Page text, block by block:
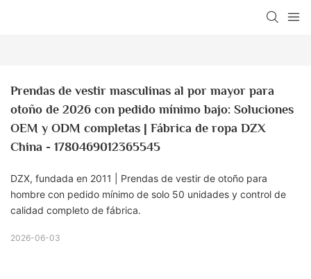
Prendas de vestir masculinas al por mayor para
otoño de 2026 con pedido mínimo bajo: Soluciones
OEM y ODM completas | Fábrica de ropa DZX
China - 1780469012365545
DZX, fundada en 2011 | Prendas de vestir de otoño para
hombre con pedido mínimo de solo 50 unidades y control de
calidad completo de fábrica.
2026-06-03